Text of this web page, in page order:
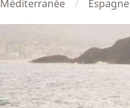
Méditerranée Espagne